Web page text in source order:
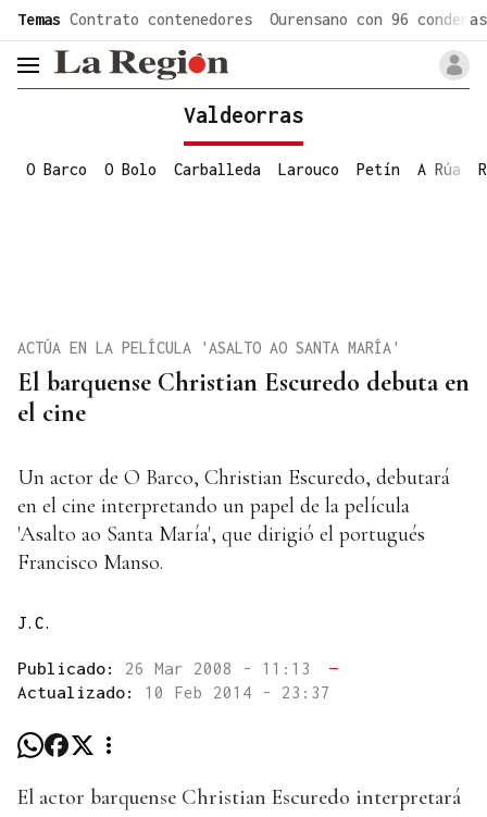
Temas Contrato contenedores Ourensano con 96 condenas
header.menu.open
Valdeorras
O Barco O Bolo Carballeda Larouco Petín A Rúa
El barquense Christian Escuredo debuta en
el cine
ACTÚA EN LA PELÍCULA 'ASALTO AO SANTA MARÍA'
Un actor de O Barco, Christian Escuredo, debutará
en el cine interpretando un papel de la película
'Asalto ao Santa María', que dirigió el portugués
Francisco Manso.
J.C.
Publicado: 26 Mar 2008 - 11:13
—
Actualizado: 10 Feb 2014 - 23:37
El actor barquense Christian Escuredo interpretará